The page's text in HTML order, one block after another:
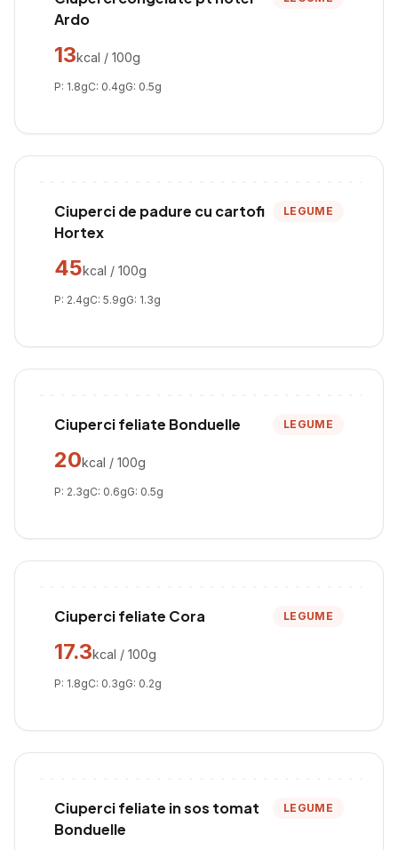
Ardo
13kcal / 100g
P: 1.8gC: 0.4gG: 0.5g
Ciuperci de padure cu cartofi
Hortex
LEGUME
45kcal / 100g
P: 2.4gC: 5.9gG: 1.3g
Ciuperci feliate Bonduelle LEGUME
20kcal / 100g
P: 2.3gC: 0.6gG: 0.5g
Ciuperci feliate Cora LEGUME
17.3kcal / 100g
P: 1.8gC: 0.3gG: 0.2g
Ciuperci feliate in sos tomat
Bonduelle
LEGUME